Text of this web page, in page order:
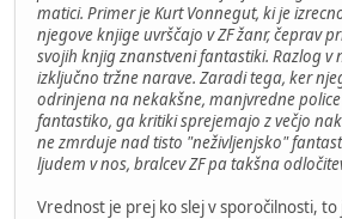
matici. Primer je Kurt Vonnegut, ki je
njegove knjige uvrščajo v ZF žanr, čeprav
svojih knjig znanstveni fantastiki. Razlog v
izključno tržne narave. Zaradi tega, ker
odrinjena na nekakšne, manjvredne
fantastiko, ga kritiki sprejemajo z večjo
ne zmrduje nad tisto "neživljenjsko"
ljudem v nos, bralcev ZF pa takšna
Vrednost je prej ko slej v sporočilnosti, to